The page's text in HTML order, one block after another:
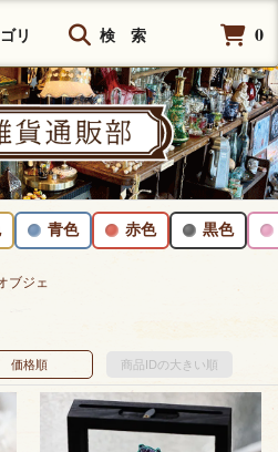
リ 検 索 0
青色 赤色 黒色
ブジェ
価格順 商品IDの大きい順